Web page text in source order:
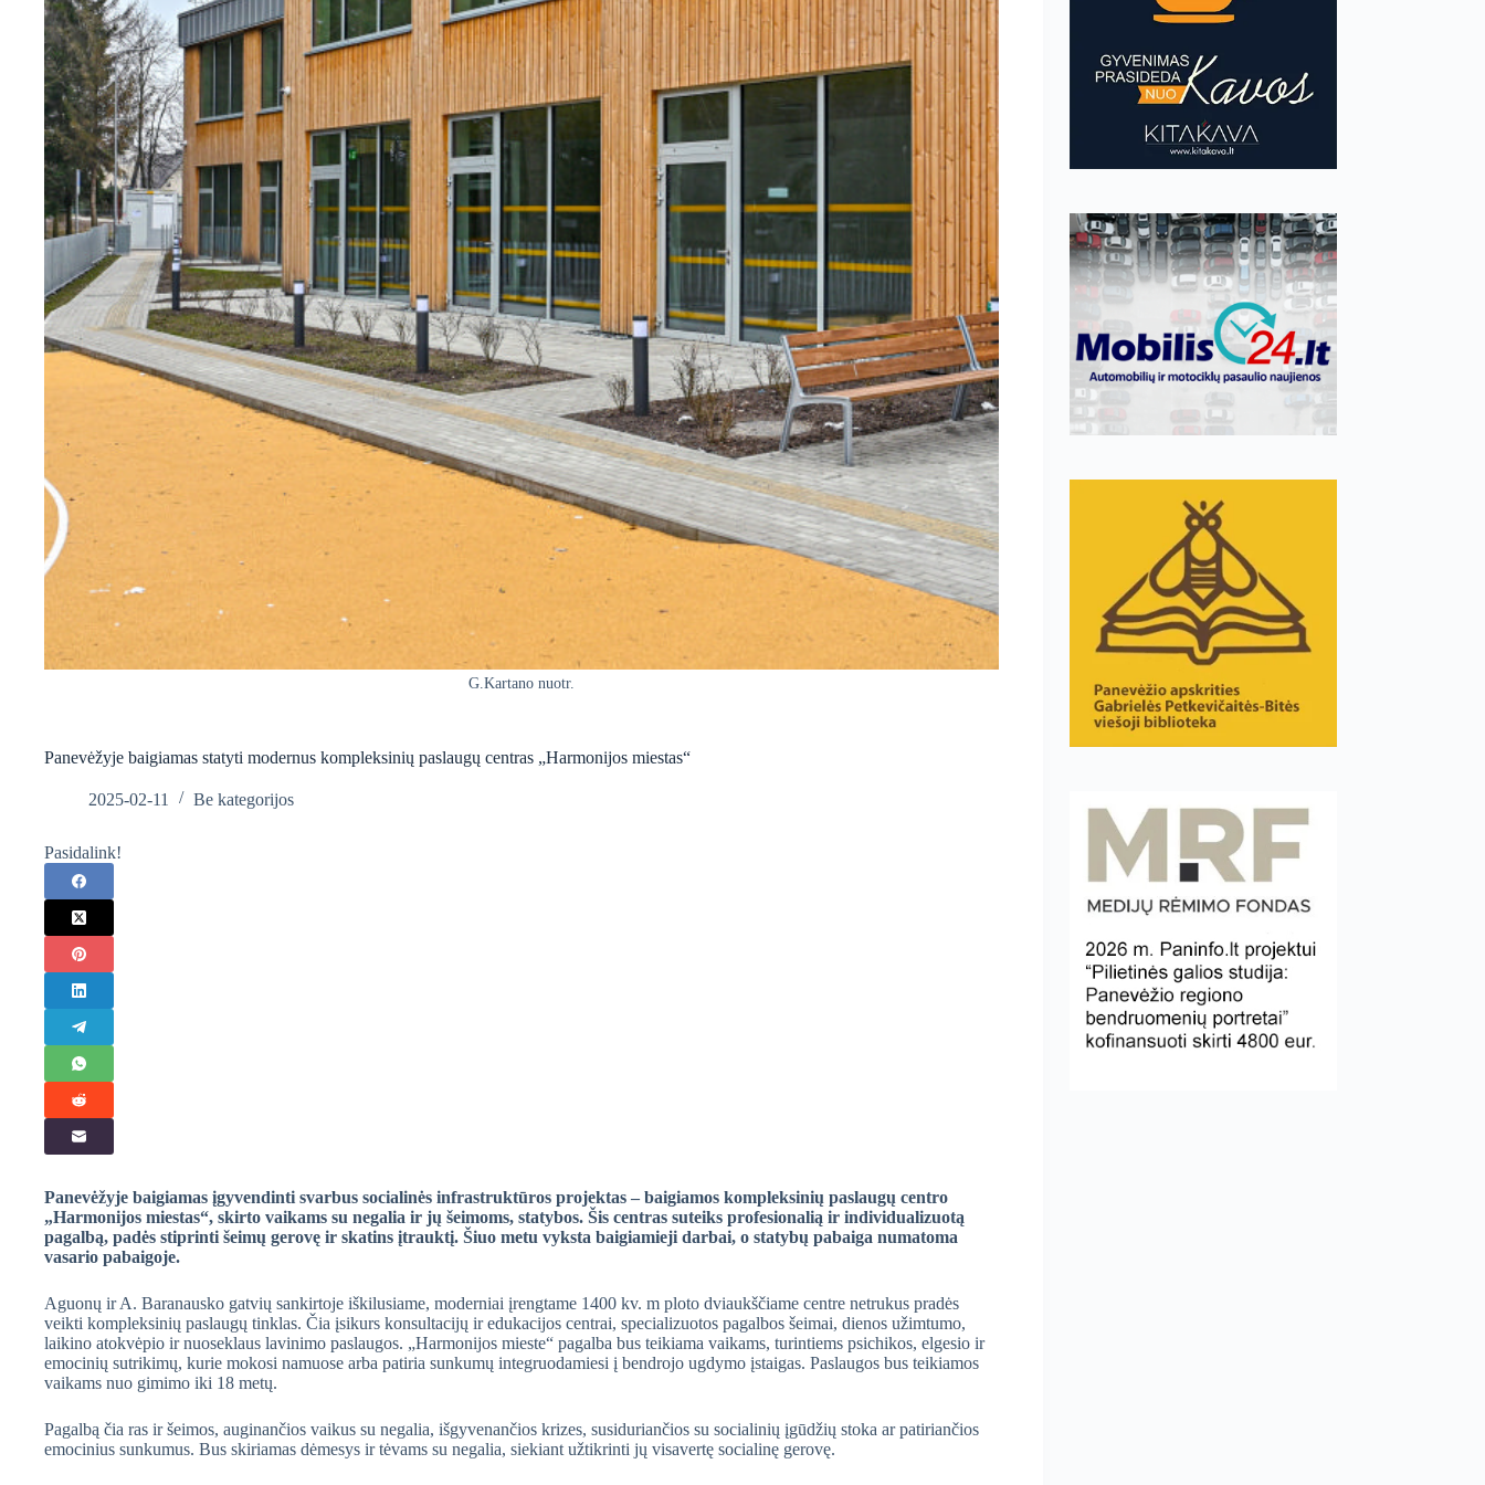
G.Kartano nuotr.
Panevėžyje baigiamas statyti modernus kompleksinių paslaugų centras „Harmonijos miestas“
2025-02-11 Be kategorijos
Pasidalink!
Panevėžyje baigiamas įgyvendinti svarbus socialinės infrastruktūros projektas – baigiamos kompleksinių paslaugų centro
„Harmonijos miestas“, skirto vaikams su negalia ir jų šeimoms, statybos. Šis centras suteiks profesionalią ir individualizuotą
pagalbą, padės stiprinti šeimų gerovę ir skatins įtrauktį. Šiuo metu vyksta baigiamieji darbai, o statybų pabaiga numatoma
vasario pabaigoje.
Aguonų ir A. Baranausko gatvių sankirtoje iškilusiame, moderniai įrengtame 1400 kv. m ploto dviaukščiame centre netrukus pradės
veikti kompleksinių paslaugų tinklas. Čia įsikurs konsultacijų ir edukacijos centrai, specializuotos pagalbos šeimai, dienos užimtumo,
laikino atokvėpio ir nuoseklaus lavinimo paslaugos. „Harmonijos mieste“ pagalba bus teikiama vaikams, turintiems psichikos, elgesio ir
emocinių sutrikimų, kurie mokosi namuose arba patiria sunkumų integruodamiesi į bendrojo ugdymo įstaigas. Paslaugos bus teikiamos
vaikams nuo gimimo iki 18 metų.
Pagalbą čia ras ir šeimos, auginančios vaikus su negalia, išgyvenančios krizes, susiduriančios su socialinių įgūdžių stoka ar patiriančios
emocinius sunkumus. Bus skiriamas dėmesys ir tėvams su negalia, siekiant užtikrinti jų visavertę socialinę gerovę.